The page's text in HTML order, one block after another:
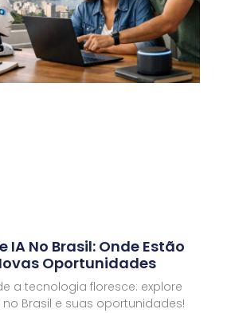
IA No Brasil: Onde Estão
Oportunidades
a tecnologia floresce: explore
no Brasil e suas oportunidades!